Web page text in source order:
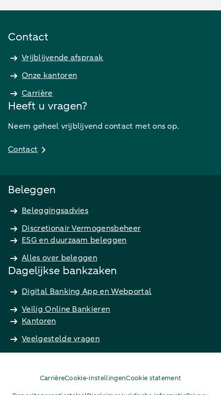
Contact
Vrijblijvende afspraak
Onze kantoren
Carrière
Heeft u vragen?
Neem geheel vrijblijvend contact met ons op.
Contact
Beleggen
Beleggingsadvies
Discretionair Vermogensbeheer
ESG en duurzaam beleggen
Alles over beleggen
Dagelijkse bankzaken
Digital Banking App en Webportal
Veilig Online Bankieren
Kantoren
Veelgestelde vragen
CarrièreCookie-instellingenCookie statement